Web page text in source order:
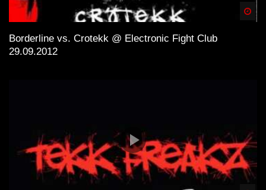
Borderline vs. Crotekk @ Electronic Fight Club
29.09.2012